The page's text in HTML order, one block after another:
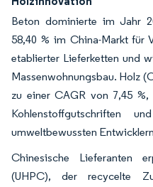
Beton dominierte im Jahr
58,40 % im China-Markt für
etablierter Lieferketten und
Massenwohnungsbau. Holz
zu einer CAGR von 7,45
Kohlenstoffgutschriften
umweltbewussten
Chinesische Lieferanten
(UHPC), der recycelte